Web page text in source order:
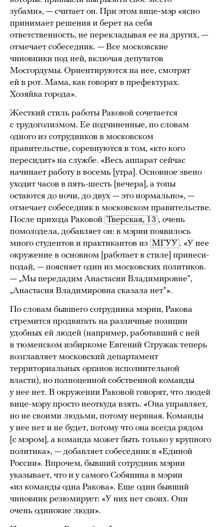
зубами», — считает он. При этом вице-мэр «ясно
принимает решения и берет на себя
ответственность, не перекладывая ее на других, —
отмечает собеседник. — Все московские
чиновники под ней, включая депутатов
Мосгордумы. Ориентируются на нее, смотрят
ей в рот. Мама, как говорят в префектурах.
Хозяйка города».
Жесткий стиль работы Раковой сочетается
с трудоголизмом. Ее подчиненные, по словам
одного из сотрудников в московском
правительстве, соревнуются в том, «кто кого
пересидит» на службе. «Весь аппарат сейчас
начинает работу в восемь [утра]. Основное звено
уходит часов в пять-шесть [вечера], а топы
остаются до ночи, до двух — это нормально», —
отмечает собеседник в московском правительстве.
После прихода Раковой Тверская, 13 , очень
помолодела, добавляет он: в мэрии появилось
много студентов и практикантов из МГУУ . «У нее
окружение в основном [работает в стиле] принеси-
подай, — поясняет один из московских политиков.
— „Мы передадим Анастасии Владимировне“,
„Анастасия Владимировна сказала нет“».
По словам бывшего сотрудника мэрии, Ракова
стремится продвигать на различные позиции
удобных ей людей (например, работавший с ней
в тюменском избиркоме Евгений Стружак теперь
возглавляет московский департамент
территориальных органов исполнительной
власти), но полноценной собственной команды
у нее нет. В окружении Раковой говорят, что людей
вице-мэру просто неоткуда взять. «Она управляет,
но не своими людьми, потому нервная. Команды
у нее нет и не будет, потому что она всегда рядом
[с мэром], а команда может быть только у крупного
политика», — добавляет собеседник в «Единой
России». Впрочем, бывший сотрудник мэрии
указывает, что и у самого Собянина в мэрии
«из команды одна Ракова». Еще один бывший
чиновник резюмирует: «У них нет своих. Они
очень одинокие люди».